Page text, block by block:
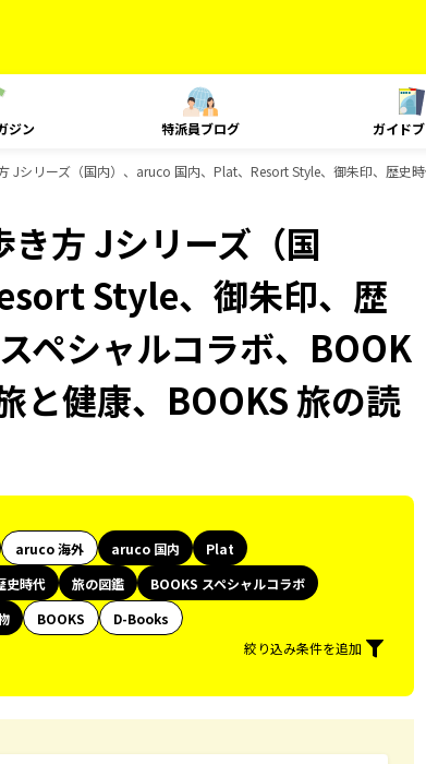
ジン 特派員ブログ ガイド
Jシリーズ（国内）、aruco 国内、Plat、Resort Style、御朱印、歴史
方 Jシリーズ（国
Style、御朱印、歴
ペシャルコラボ、BOOK
と健康、BOOKS 旅の読
aruco 海外 aruco 国内
Plat
史時代 旅の図鑑
BOOKS スペシャルコラボ
BOOKS
D-Books
絞り込み条件を追加